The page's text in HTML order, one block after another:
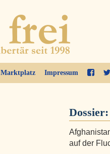
Marktplatz Impressum
Dossier:
auf der